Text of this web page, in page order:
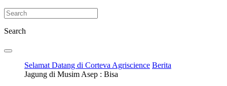
Search
Selamat Datang di Corteva Agriscience Berita
Jagung di Musim Asep : Bisa